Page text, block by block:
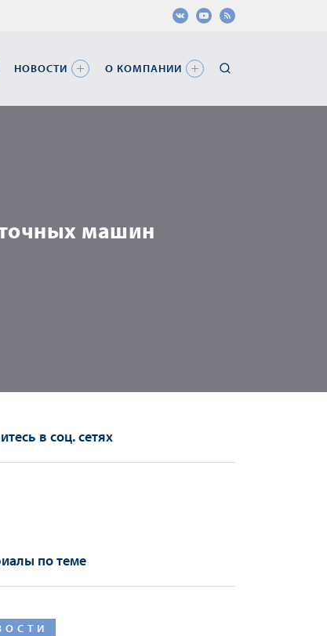
НОВОСТИ О КОМПАНИИ
машин
в соц. сетях
по теме